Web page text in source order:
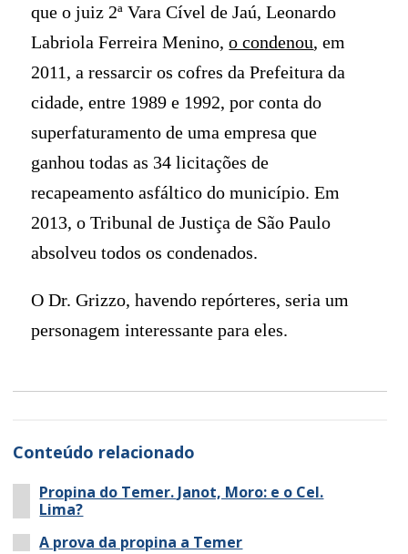
que o juiz 2ª Vara Cível de Jaú, Leonardo
Labriola Ferreira Menino,o condenou, em
2011, a ressarcir os cofres da Prefeitura da
cidade, entre 1989 e 1992, por conta do
superfaturamento de uma empresa que
ganhou todas as 34 licitações de
recapeamento asfáltico do município. Em
2013, o Tribunal de Justiça de São Paulo
absolveu todos os condenados.
O Dr. Grizzo, havendo repórteres, seria um
personagem interessante para eles.
Conteúdo relacionado
Propina do Temer. Janot, Moro: e o Cel.
Lima?
A prova da propina a Temer